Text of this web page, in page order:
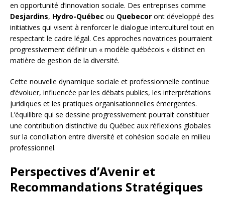
en opportunité d’innovation sociale. Des entreprises comme
Desjardins, Hydro-Québec ou Quebecor ont développé des
initiatives qui visent à renforcer le dialogue interculturel tout en
respectant le cadre légal. Ces approches novatrices pourraient
progressivement définir un « modèle québécois » distinct en
matière de gestion de la diversité.
Cette nouvelle dynamique sociale et professionnelle continue
d’évoluer, influencée par les débats publics, les interprétations
juridiques et les pratiques organisationnelles émergentes.
L’équilibre qui se dessine progressivement pourrait constituer
une contribution distinctive du Québec aux réflexions globales
sur la conciliation entre diversité et cohésion sociale en milieu
professionnel.
Perspectives d’Avenir et
Recommandations Stratégiques